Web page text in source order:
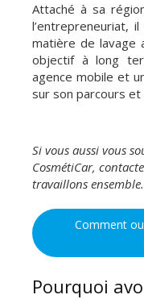
Attaché à sa
l’entrepreneuriat,
matière de lavage
objectif à long
agence mobile et
sur son parcours
Si vous aussi vous
CosmétiCar,
travaillons ensemble.
Comment
Pourquoi